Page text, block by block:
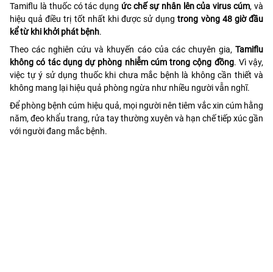
Tamiflu là thuốc có tác dụng ức chế sự nhân lên của virus cúm, và
hiệu quả điều trị tốt nhất khi được sử dụngtrong vòng 48 giờ đầu
kể từ khi khởi phát bệnh.
Theo các nghiên cứu và khuyến cáo của các chuyên gia, Tamiflu
không có tác dụng dự phòng nhiễm cúm trong cộng đồng. Vì vậy,
việc tự ý sử dụng thuốc khi chưa mắc bệnh là không cần thiết và
không mang lại hiệu quả phòng ngừa như nhiều người vẫn nghĩ.
Để phòng bệnh cúm hiệu quả, mọi người nên tiêm vắc xin cúm hằng
năm, đeo khẩu trang, rửa tay thường xuyên và hạn chế tiếp xúc gần
với người đang mắc bệnh.